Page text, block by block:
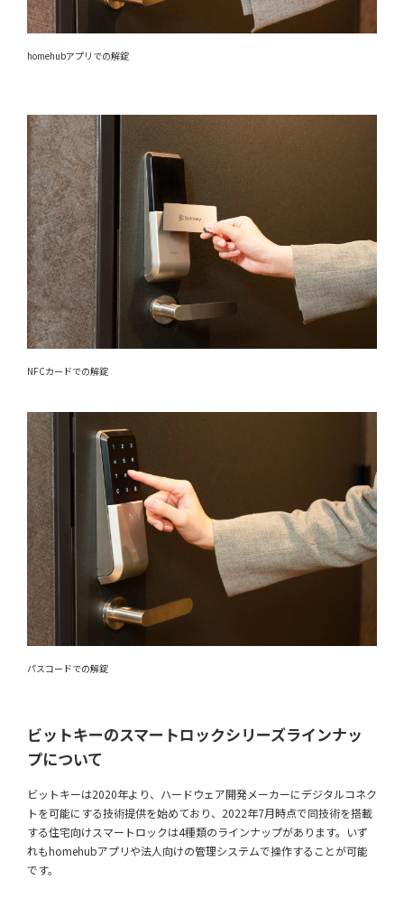
homehubアプリでの解錠
NFCカードでの解錠
パスコードでの解錠
ビットキーのスマートロックシリーズラインナッ
プについて
ビットキーは2020年より、ハードウェア開発メーカーにデジタルコネク
トを可能にする技術提供を始めており、2022年7月時点で同技術を搭載
する住宅向けスマートロックは4種類のラインナップがあります。いず
れもhomehubアプリや法人向けの管理システムで操作することが可能
です。